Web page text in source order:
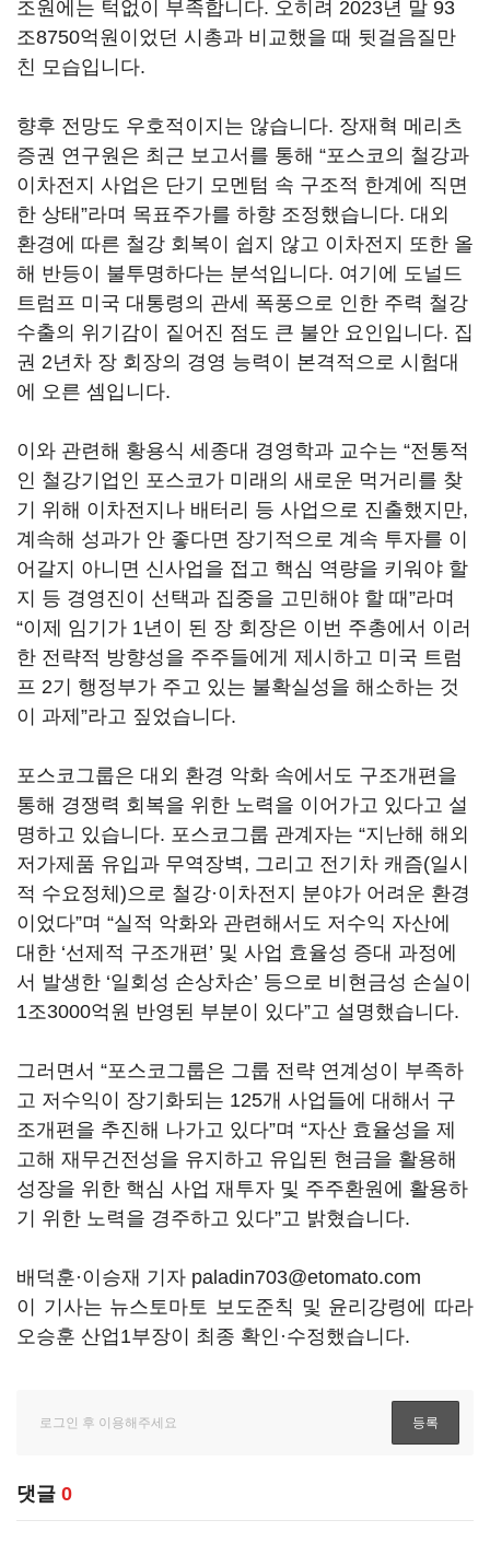
조원에는 턱없이 부족합니다. 오히려 2023년 말 93
조8750억원이었던 시총과 비교했을 때 뒷걸음질만
친 모습입니다.
향후 전망도 우호적이지는 않습니다. 장재혁 메리츠
증권 연구원은 최근 보고서를 통해 “포스코의 철강과
이차전지 사업은 단기 모멘텀 속 구조적 한계에 직면
한 상태 ”라며 목표주가를 하향 조정했습니다. 대외
환경에 따른 철강 회복이 쉽지 않고 이차전지 또한 올
해 반등이 불투명하다는 분석입니다. 여기에 도널드
트럼프 미국 대통령의 관세 폭풍으로 인한 주력 철강
수출의 위기감이 짙어진 점도 큰 불안 요인입니다. 집
권 2년차 장 회장의 경영 능력이 본격적으로 시험대
에 오른 셈입니다.
이와 관련해 황용식 세종대 경영학과 교수는 “전통적
인 철강기업인 포스코가 미래의 새로운 먹거리를 찾
기 위해 이차전지나 배터리 등 사업으로 진출했지만,
계속해 성과가 안 좋다면 장기적으로 계속 투자를 이
어갈지 아니면 신사업을 접고 핵심 역량을 키워야 할
지 등 경영진이 선택과 집중을 고민해야 할 때 ”라며
“이제 임기가 1년이 된 장 회장은 이번 주총에서 이러
한 전략적 방향성을 주주들에게 제시하고 미국 트럼
프 2기 행정부가 주고 있는 불확실성을 해소하는 것
이 과제 ”라고 짚었습니다.
포스코그룹은 대외 환경 악화 속에서도 구조개편을
통해 경쟁력 회복을 위한 노력을 이어가고 있다고 설
명하고 있습니다. 포스코그룹 관계자는 “지난해 해외
저가제품 유입과 무역장벽, 그리고 전기차 캐즘(일시
적 수요정체 )으로 철강·이차전지 분야가 어려운 환경
이었다”며 “실적 악화와 관련해서도 저수익 자산에
대한 ‘선제적 구조개편’ 및 사업 효율성 증대 과정에
서 발생한 ‘일회성 손상차손’ 등으로 비현금성 손실이
1조3000억원 반영된 부분이 있다”고 설명했습니다.
그러면서 “포스코그룹은 그룹 전략 연계성이 부족하
고 저수익이 장기화되는 125개 사업들에 대해서 구
조개편을 추진해 나가고 있다”며 “자산 효율성을 제
고해 재무건전성을 유지하고 유입된 현금을 활용해
성장을 위한 핵심 사업 재투자 및 주주환원에 활용하
기 위한 노력을 경주하고 있다”고 밝혔습니다.
배덕훈·이승재 기자 paladin703@etomato.com
이 기사는 뉴스토마토 보도준칙 및 윤리강령에 따라
오승훈 산업1부장이 최종 확인·수정했습니다.
댓글 0